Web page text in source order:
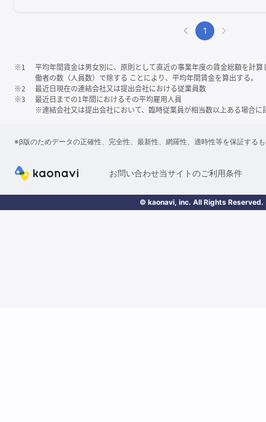
1
※1
平均年間賃金は男女別に、原則として直近の事業年度の賃金総額を計
働者の数（人員数）で除する ことにより、平均年間賃金を算出する。
※2
最近日現在の連結会社又は提出会社における従業員数
※3
最近日までの1年間におけるその平均雇用人員
※連結会社又は提出会社において、臨時従業員が相当数以上ある場合に
※β版のためデータの正確性、完全性、最新性、網羅性、適時性等を保証する
お問い合わせ当サイトのご利用条件
© kaonavi, inc. All Rights Reserved.